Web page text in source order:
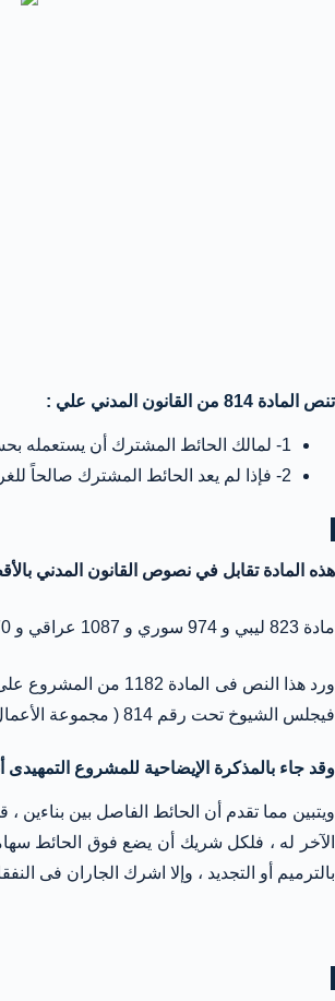
تنص المادة 814 من القانون المدني علي :
1- لمالك الحائط المشترك أن يستعمله بحسب الغرض الذي أعدّ له، وأن يضع فوقه عوارض ليسند عليها السقف دون أن يحمّل الحائط فوق طاقته.
2- فإذا لم يعد الحائط المشترك صالحاً للغرض الذي خصص له عادة، فنفقة إصلاحه أو تجديده على الشركاء، كلٌ بنسبة حصته فيه.
هذه المادة تقابل في نصوص القانون المدني
مادة 823 ليبي و 974 سوري و 1087 عراقي و 70 قانون
فيجلس الشيوخ تحت رقم 814 ( مجموعة الأعمال التحضيرية 6ص 55 – ص 57)
وقد جاء بالمذكرة الإيضاحية للمشروع التمهيدى
ويتبين مما تقدم أن الحائط الفاصل بين
الآخر له ، فلكل شريك أن يضع فوق الحائط
بالترميم أو التجديد ، وإلا اشرك الجاران فى